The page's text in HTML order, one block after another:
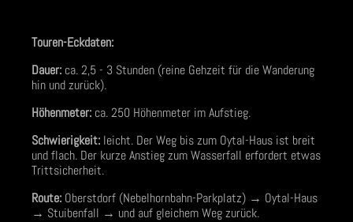
Touren-Eckdaten:
Dauer: ca. 2,5 - 3 Stunden (reine Gehzeit für die Wanderung
hin und zurück).
Höhenmeter: ca. 250 Höhenmeter im Aufstieg.
Schwierigkeit: leicht. Der Weg bis zum Oytal-Haus ist breit
und flach. Der kurze Anstieg zum Wasserfall erfordert etwas
Trittsicherheit.
Route: Oberstdorf (Nebelhornbahn-Parkplatz) → Oytal-Haus
→ Stuibenfall → und auf gleichem Weg zurück.